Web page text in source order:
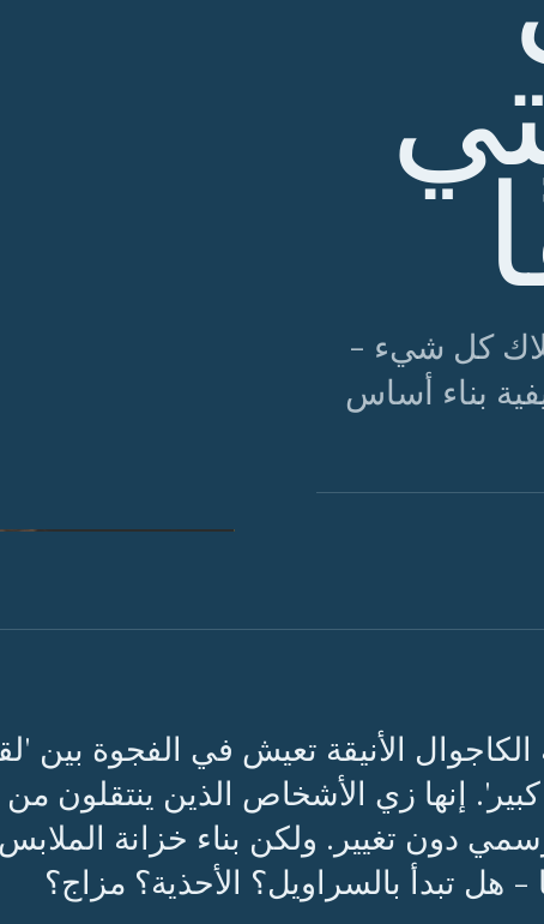
كل شيء -
بناء أساس
الكاجوال الأنيقة تعيش في الفجوة بين
إنها زي الأشخاص الذين ينتقلون
دون تغيير. ولكن بناء خزانة
- هل تبدأ بالسراويل؟ الأحذية؟ مزاج؟